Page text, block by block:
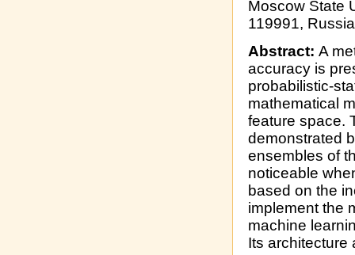
Moscow State
119991,
Abstract: A
accuracy is
probabilistic-
mathematical
feature space.
demonstrated
ensembles of
noticeable
based on the
implement the
machine
Its architecture